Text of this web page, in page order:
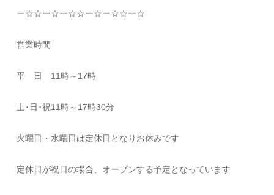
ー☆☆ー☆ー☆☆ー☆ー☆☆ー☆
営業時間
平 日 11時～ 17時
土･日･祝11時～ 17時30分
火曜日・水曜日は定休日となりお休みです
定休日が祝日の場合、オープンする予定となっています